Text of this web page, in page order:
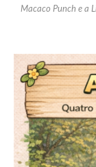
Macaco Punch e a